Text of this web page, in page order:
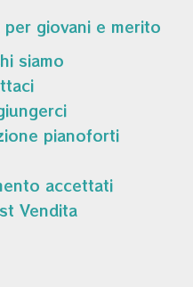
siamo
pianoforti
accettati
Vendita